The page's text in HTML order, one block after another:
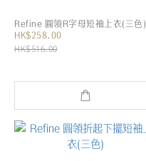
Refine 圓領R字母短袖上衣(三色)
HK$258.00
HK$516.00